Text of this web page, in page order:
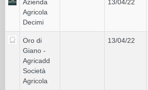
Azienda
Agricola
Decimi
13/04/22
Oro di
Giano -
Agricadd
Società
Agricola
13/04/22